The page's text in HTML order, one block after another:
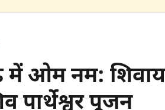
में ओम नम:
पार्थेश्वर पूजन